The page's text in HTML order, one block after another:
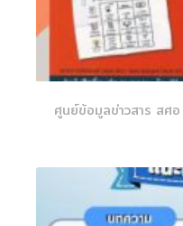
ศูนย์ข้อมูลข่าวสาร สศ